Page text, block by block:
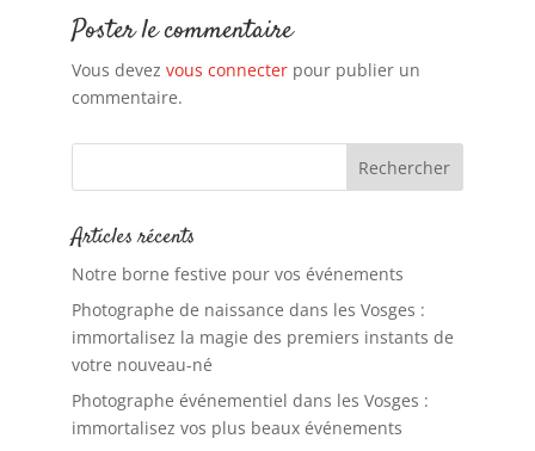
Poster le commentaire
Vous devez vous connecterpour publier un
commentaire.
Articles récents
Notre borne festive pour vos événements
Photographe de naissance dans les Vosges :
immortalisez la magie des premiers instants de
votre nouveau-né
Photographe événementiel dans les Vosges :
immortalisez vos plus beaux événements